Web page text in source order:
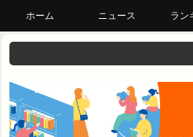
ホーム ニュース ラン